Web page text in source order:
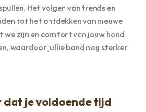
Het volgen van trends en
tot het ontdekken van nieuwe
welzijn en comfort van jouw hond
waardoor jullie band nog sterker
dat je voldoende tijd